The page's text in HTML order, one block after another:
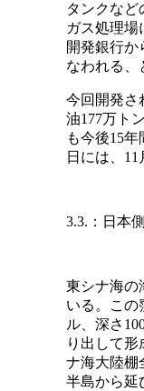
タンクなど
ガス処理場
開発銀行か
なわれる、
今回開発さ
油177万ト
も今後15
日には、
3.3.：日本
東シナ海の
いる。この
ル、深さ
り出して
ナ海大陸棚
半島から延